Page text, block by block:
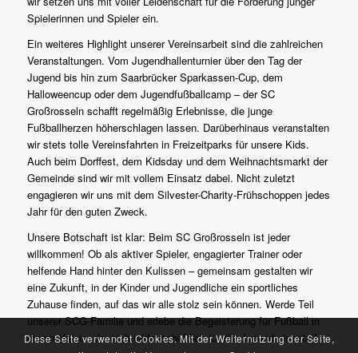
Spielerinnen und Spieler ein.
Ein weiteres Highlight unserer Vereinsarbeit sind die zahlreichen
Veranstaltungen. Vom Jugendhallenturnier über den Tag der
Jugend bis hin zum Saarbrücker Sparkassen-Cup, dem
Halloweencup oder dem Jugendfußballcamp – der SC
Großrosseln schafft regelmäßig Erlebnisse, die junge
Fußballherzen höherschlagen lassen. Darüberhinaus veranstalten
wir stets tolle Vereinsfahrten in Freizeitparks für unsere Kids.
Auch beim Dorffest, dem Kidsday und dem Weihnachtsmarkt der
Gemeinde sind wir mit vollem Einsatz dabei. Nicht zuletzt
engagieren wir uns mit dem Silvester-Charity-Frühschoppen jedes
Jahr für den guten Zweck.
Unsere Botschaft ist klar: Beim SC Großrosseln ist jeder
willkommen! Ob als aktiver Spieler, engagierter Trainer oder
helfende Hand hinter den Kulissen – gemeinsam gestalten wir
eine Zukunft, in der Kinder und Jugendliche ein sportliches
Zuhause finden, auf das wir alle stolz sein können. Werde Teil
unserer SCG-Familie und erlebe die Begeisterung für Fußball in
einem Verein, der sich leidenschaftlich für die Jugend einsetzt!
Diese Seite verwendet Cookies. Mit der Weiternutzung der Seite,